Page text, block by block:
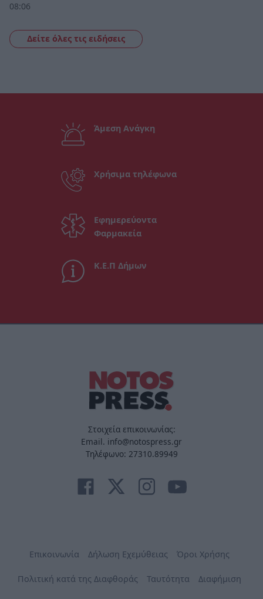
08:06
Δείτε όλες τις ειδήσεις
Άμεση Ανάγκη
Χρήσιμα τηλέφωνα
Εφημερεύοντα
Φαρμακεία
Κ.Ε.Π Δήμων
Στοιχεία επικοινωνίας:
Email. info@notospress.gr
Τηλέφωνο: 27310.89949
Επικοινωνία Δήλωση Εχεμύθειας Όροι Χρήσης
Πολιτική κατά της Διαφθοράς Ταυτότητα Διαφήμιση